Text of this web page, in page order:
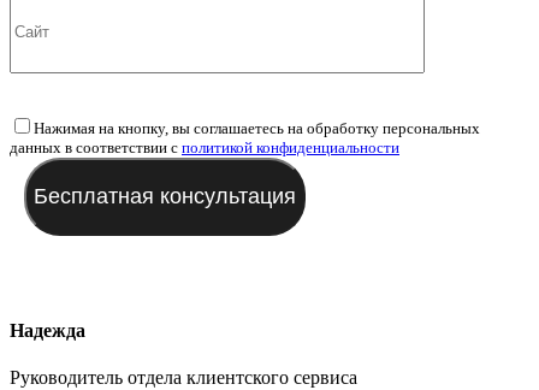
Нажимая на кнопку, вы соглашаетесь на обработку персональных
данных в соответствии с политикой конфиденциальности
Надежда
Руководитель отдела клиентского сервиса